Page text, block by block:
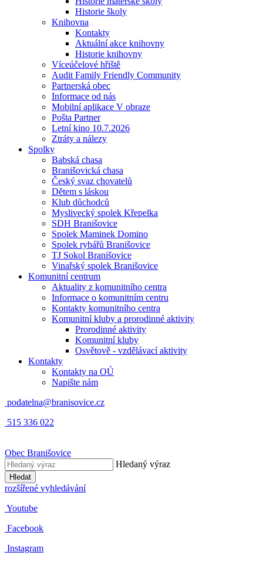
Historie školy
Knihovna
Kontakty
Aktuální akce knihovny
Historie knihovny
Víceúčelové hřiště
Audit Family Friendly Community
Partnerská obec
Informace od nás
Mobilní aplikace V obraze
Pošta Partner
Letní kino 10.7.2026
Ztráty a nálezy
Spolky
Babská chasa
Branišovická chasa
Český svaz chovatelů
Dětem s láskou
Klub důchodců
Myslivecký spolek Křepelka
SDH Branišovice
Spolek Maminek Domino
Spolek rybářů Branišovice
TJ Sokol Branišovice
Vinařský spolek Branišovice
Komunitní centrum
Aktuality z komunitního centra
Informace o komunitním centru
Kontakty komunitního centra
Komunitní kluby a prorodinné aktivity
Prorodinné aktivity
Komunitní kluby
Osvětově - vzdělávací aktivity
Kontakty
Kontakty na OÚ
Napište nám
podatelna@branisovice.cz
515 336 022
Obec Branišovice
Hledaný výraz
Hledat
rozšířené vyhledávání
Youtube
Facebook
Instagram